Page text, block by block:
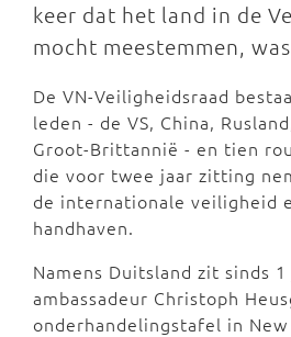
keer dat het land in de
mocht meestemmen,
De VN-Veiligheidsraad
leden - de VS, China,
Groot-Brittannië - en tien
die voor twee jaar zitting
de internationale veiligheid
handhaven.
Namens Duitsland zit sinds
ambassadeur Christoph
onderhandelingstafel in